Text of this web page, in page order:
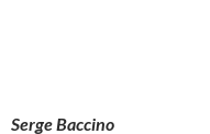
Serge Baccino